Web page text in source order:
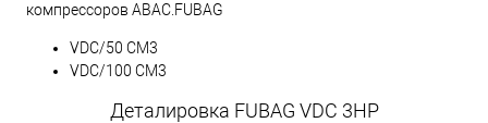
компрессоров ABAC.FUBAG
VDC/50 CM3
VDC/100 CM3
Деталировка FUBAG VDC 3HP